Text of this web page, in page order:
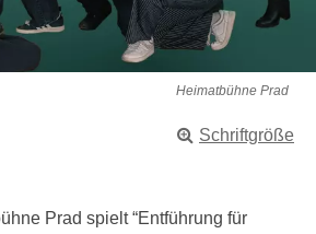
Heimatbühne Prad
Schriftgröße
Prad spielt “Entführung für